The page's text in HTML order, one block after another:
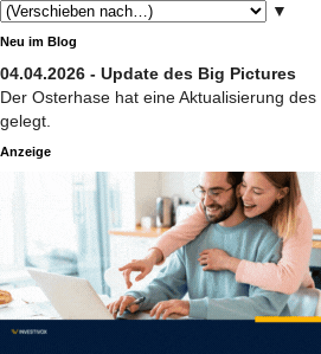
▼
Neu im Blog
04.04.2026 - Update des Big Pictures
Der Osterhase hat eine Aktualisierung
gelegt.
Anzeige